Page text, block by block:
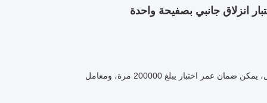
1. باستخدام التكنولوجيا الحاصلة على براءة اختراع لإنتاج بكرة الصنفرة لجهاز اختبار الفرامل، يمكن ضمان عمر اختبار يبلغ 200000 مرة، ومعامل